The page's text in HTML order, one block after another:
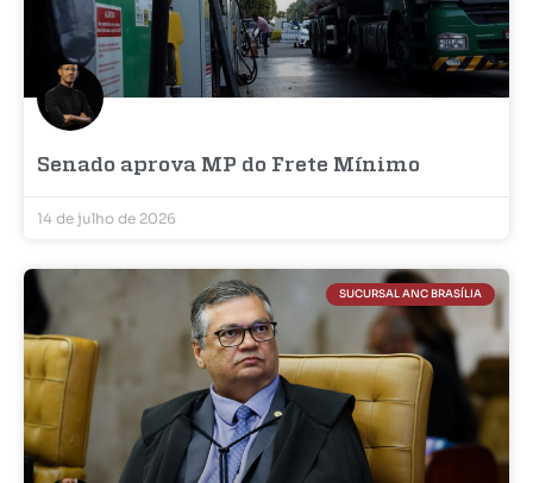
Senado aprova MP do Frete Mínimo
14 de julho de 2026
SUCURSAL ANC BRASÍLIA